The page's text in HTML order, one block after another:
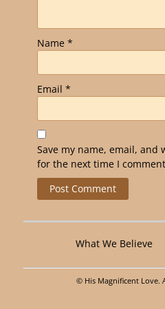
Name *
Email *
Save my name, email,
for the next time I
What We Believe